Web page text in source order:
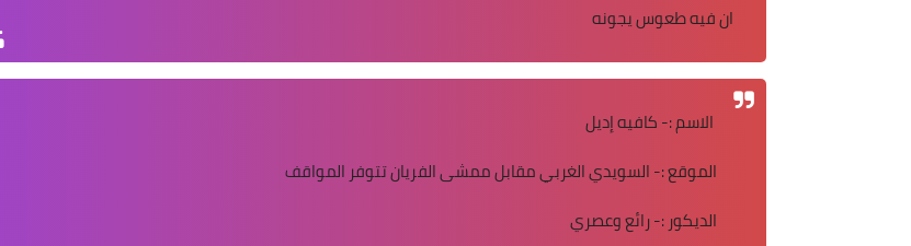
ان فيه طعوس يجونه
الاسم :- كافيه إديل
الموقع :- السويدي الغربي مقابل ممشى الفريان تتوفر المواقف
الديكور :- رائع وعصري